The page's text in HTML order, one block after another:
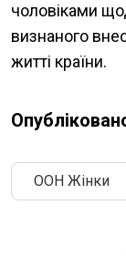
чоловіками
визнаного
житті країни.
ООН Жінки